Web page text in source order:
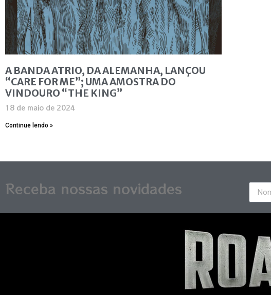
A BANDA ATRIO, DA ALEMANHA, LANÇOU
“CARE FOR ME”; UMA AMOSTRA DO
VINDOURO “THE KING”
18 de maio de 2024
Continue lendo »
Receba nossas novidades